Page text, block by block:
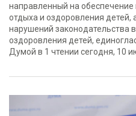
направленный на обеспечение
отдыха и оздоровления детей,
нарушений законодательства
оздоровления детей,
Думой в 1 чтении сегодня, 10